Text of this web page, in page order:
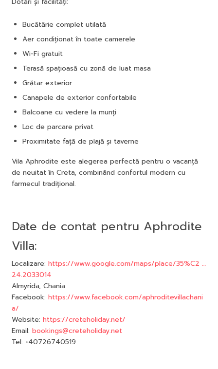
Bucătărie complet utilată
Aer condiționat în toate camerele
Wi-Fi gratuit
Terasă spațioasă cu zonă de luat masa
Grătar exterior
Canapele de exterior confortabile
Balcoane cu vedere la munți
Loc de parcare privat
Proximitate față de plajă și taverne
Vila Aphrodite este alegerea perfectă pentru o vacanță
de neuitat în Creta, combinând confortul modern cu
farmecul tradițional.
Date de contat pentru Aphrodite
Villa:
Localizare: https://www.google.com/maps/place/35%C2 …
24.2033014
Almyrida, Chania
Facebook: https://www.facebook.com/aphroditevillachani
a/
Website: https://creteholiday.net/
Email: bookings@creteholiday.net
Tel: +40726740519